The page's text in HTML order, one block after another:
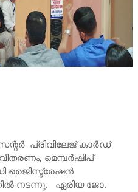
പ്രിവിലേജ് കാർഡ്
മെമ്പർഷിപ്
രെജിസ്ട്രേഷൻ
നടന്നു. ഏരിയ ജോ.